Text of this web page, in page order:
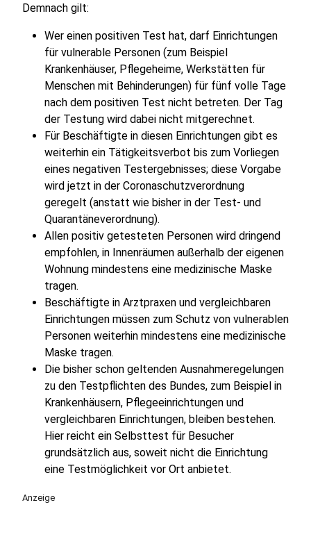
Demnach gilt:
Wer einen positiven Test hat, darf Einrichtungen
für vulnerable Personen (zum Beispiel
Krankenhäuser, Pflegeheime, Werkstätten für
Menschen mit Behinderungen) für fünf volle Tage
nach dem positiven Test nicht betreten. Der Tag
der Testung wird dabei nicht mitgerechnet.
Für Beschäftigte in diesen Einrichtungen gibt es
weiterhin ein Tätigkeitsverbot bis zum Vorliegen
eines negativen Testergebnisses; diese Vorgabe
wird jetzt in der Coronaschutzverordnung
geregelt (anstatt wie bisher in der Test- und
Quarantäneverordnung).
Allen positiv getesteten Personen wird dringend
empfohlen, in Innenräumen außerhalb der eigenen
Wohnung mindestens eine medizinische Maske
tragen.
Beschäftigte in Arztpraxen und vergleichbaren
Einrichtungen müssen zum Schutz von vulnerablen
Personen weiterhin mindestens eine medizinische
Maske tragen.
Die bisher schon geltenden Ausnahmeregelungen
zu den Testpflichten des Bundes, zum Beispiel in
Krankenhäusern, Pflegeeinrichtungen und
vergleichbaren Einrichtungen, bleiben bestehen.
Hier reicht ein Selbsttest für Besucher
grundsätzlich aus, soweit nicht die Einrichtung
eine Testmöglichkeit vor Ort anbietet.
Anzeige